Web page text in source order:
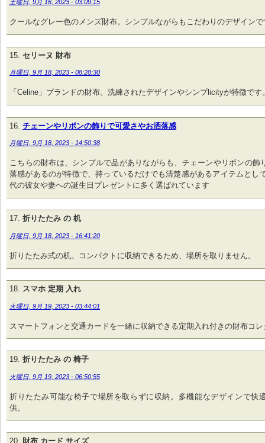
土曜日, 9月 16, 2023 - 03:09:15
クールなグレー色のメンズ財布。シンプルながらもこだわりのデザインで
セリーヌ 財布
月曜日, 9月 18, 2023 - 08:28:30
「Celine」ブランドの財布。洗練されたデザインやシンプlicityが特徴です
チェーンやリボンの飾りで可愛さやお洒落感
月曜日, 9月 18, 2023 - 14:50:38
こちらの財布は、シンプルで品がありながらも、チェーンやリボンの飾
落感があるのが特徴で、持っているだけでも清楚感があるアイテムとし
代の彼女や妻への誕生日プレゼントに多く選ばれています
折りたたみ の 机
月曜日, 9月 18, 2023 - 16:41:20
折りたたみ式の机。コンパクトに収納できるため、場所を取りません。
スマホ 定期 入れ
火曜日, 9月 19, 2023 - 03:44:01
スマートフォンと交通カードを一緒に収納できる定期入れ付きの財布コ
折りたたみ の 椅子
火曜日, 9月 19, 2023 - 06:50:55
折りたたみ可能な椅子で場所を取らずに収納。多機能なデザインで快
供。
財布 カード サイズ